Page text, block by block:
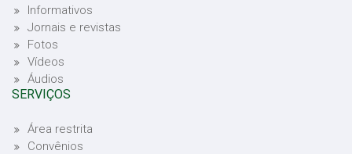
Informativos
Jornais e revistas
Fotos
Vídeos
Áudios
SERVIÇOS
Área restrita
Convênios